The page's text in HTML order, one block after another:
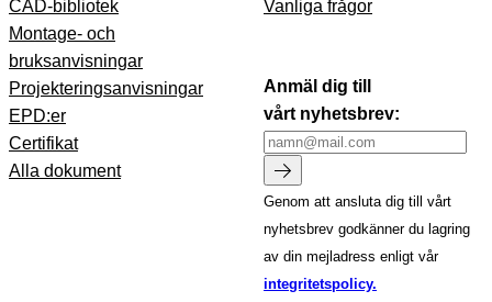
CAD-bibliotek
Montage- och
bruksanvisningar
Projekteringsanvisningar
EPD:er
Certifikat
Alla dokument
Vanliga frågor
Anmäl dig till
vårt nyhetsbrev:
Genom att ansluta dig till vårt
nyhetsbrev godkänner du lagring
av din mejladress enligt vår
integritetspolicy.